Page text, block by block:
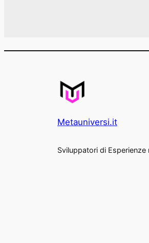
Metauniversi.it
Sviluppatori di Esperienze